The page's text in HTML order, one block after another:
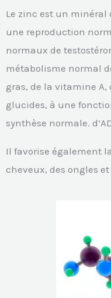
Le zinc est un
une reproduction
normaux de
métabolisme normal
gras, de la vitamine A,
glucides, à une
synthèse normale.
Il favorise également
cheveux, des ongles